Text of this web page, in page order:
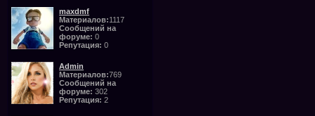
maxdmf
Материалов:1117
Сообщений на
форуме: 0
Репутация: 0
Admin
Материалов:769
Сообщений на
форуме: 302
Репутация: 2